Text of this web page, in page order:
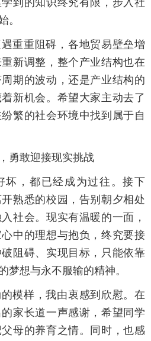
。
重重阻碍，各地贸易壁垒增
新调整，整个产业结构也在
期的波动，还是产业结构的
新机会。希望大家主动去了
繁的社会环境中找到属于自
勇敢迎接现实挑战
坏，都已经成为过往。接下
熟悉的校园，告别朝夕相处
社会。现实有温暖的一面，
中的理想与抱负，终究要接
阻碍、实现目标，只能依靠
梦想与永不服输的精神。
模样，我由衷感到欣慰。在
家长道一声感谢，希望同学
母的养育之情。同时，也感